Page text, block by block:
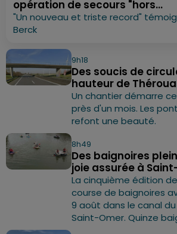
opération de secours "hors...
"Un nouveau et triste record"
Berck
9h18
Des soucis de
hauteur de
Un chantier démarre
près d'un mois. Les
refont une beauté.
8h49
Des baignoires
joie assurée à
La cinquième édition
course de baignoires
9 août dans le canal
Saint-Omer. Quinze